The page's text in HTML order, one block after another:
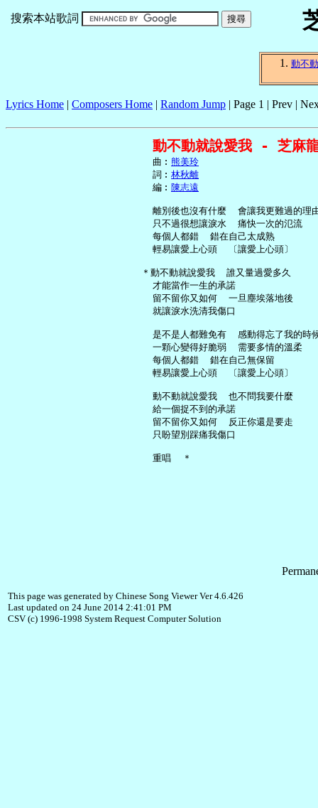
搜索本站歌詞
動不
Lyrics Home | Composers Home | Random Jump | Page 1 | Prev |
動不動就說愛我 - 芝麻
     曲︰
熊美玲
     詞︰
林秋離
     編︰
陳志遠
離別後也沒有什麼  會讓我更難過的理
     只不過很想讓淚水  痛快一次的氾流
     每個人都錯  錯在自己太成熟
     輕易讓愛上心頭  〔讓愛上心頭〕
   ＊動不動就說愛我  誰又量過愛多久
     才能當作一生的承諾
     留不留你又如何  一旦塵埃落地後
     就讓淚水洗清我傷口
是不是人都難免有  感動得忘了我的時
     一顆心變得好脆弱  需要多情的溫柔
     每個人都錯  錯在自己無保留
     輕易讓愛上心頭  〔讓愛上心頭〕
     動不動就說愛我  也不問我要什麼
     給一個捉不到的承諾
     留不留你又如何  反正你還是要走
     只盼望別踩痛我傷口
This page was generated by Chinese Song Viewer Ver 4.6.426
Last updated on 24 June 2014 2:41:01 PM
CSV (c) 1996-1998 System Request Computer Solution